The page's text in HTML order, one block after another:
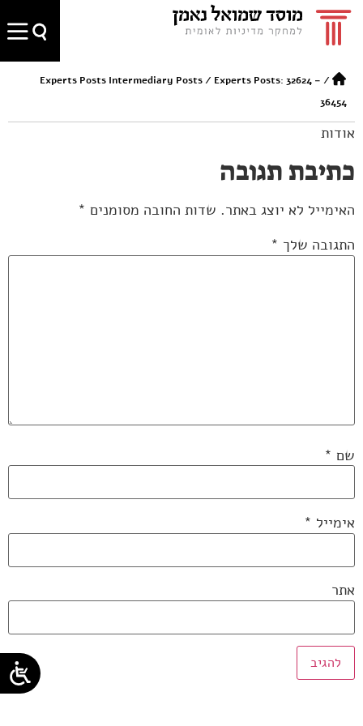
/
Experts Posts Intermediary Posts/ Experts Posts: 32624 –
36454
אודות
כתיבת תגובה
האימייל לא יוצג באתר. שדות החובה מסומנים *
התגובה שלך *
שם *
אימייל *
אתר